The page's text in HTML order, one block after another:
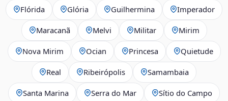
Flórida Glória Guilhermina Imperador
Maracanã Melvi Militar Mirim
Nova Mirim Ocian Princesa Quietude
Real Ribeirópolis Samambaia
Santa Marina Serra do Mar Sítio do Campo